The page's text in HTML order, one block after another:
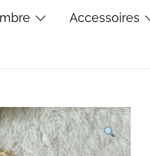
Accessoires